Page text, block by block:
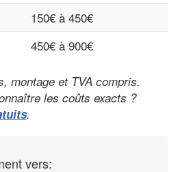
150€ à 450€
450€ à 900€
montage et TVA compris.
les coûts exacts ?
.
vers: